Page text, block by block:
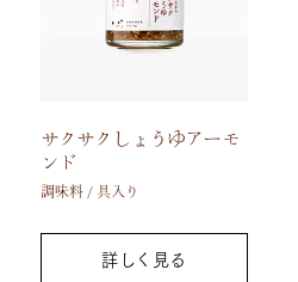
サクサクしょうゆアーモ
ンド
調味料 / 具入り
詳しく見る